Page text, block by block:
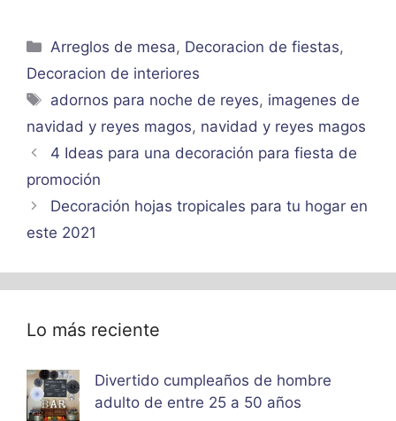
Categorías
Arreglos de mesa, Decoracion de fiestas,
Decoracion de interiores
Etiquetas
adornos para noche de reyes, imagenes de
navidad y reyes magos, navidad y reyes magos
4 Ideas para una decoración para fiesta de
promoción
Decoración hojas tropicales para tu hogar en
este 2021
Lo más reciente
Divertido cumpleaños de hombre
adulto de entre 25 a 50 años